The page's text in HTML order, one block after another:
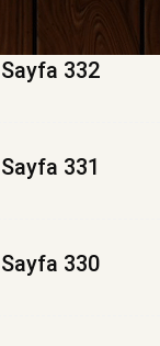
332
331
330